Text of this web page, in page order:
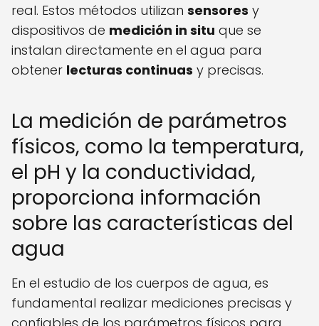
real. Estos métodos utilizan sensores y
dispositivos de medición in situ que se
instalan directamente en el agua para
obtener lecturas continuas y precisas.
La medición de parámetros
físicos, como la temperatura,
el pH y la conductividad,
proporciona información
sobre las características del
agua
En el estudio de los cuerpos de agua, es
fundamental realizar mediciones precisas y